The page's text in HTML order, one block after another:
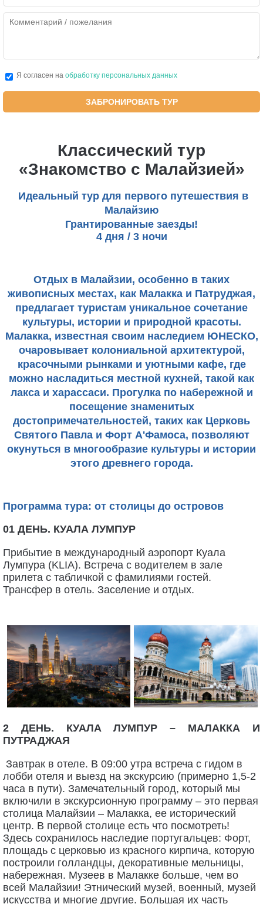
Я согласен на обработку персональных данных
ЗАБРОНИРОВАТЬ ТУР
Классический тур
«Знакомство с Малайзией»
Идеальный тур для первого путешествия в
Малайзию
Грантированные заезды!
4 дня / 3 ночи
Отдых в Малайзии, особенно в таких
живописных местах, как Малакка и Патруджая,
предлагает туристам уникальное сочетание
культуры, истории и природной красоты.
Малакка, известная своим наследием ЮНЕСКО,
очаровывает колониальной архитектурой,
красочными рынками и уютными кафе, где
можно насладиться местной кухней, такой как
лакса и харассаси. Прогулка по набережной и
посещение знаменитых
достопримечательностей, таких как Церковь
Святого Павла и Форт А'Фамоса, позволяют
окунуться в многообразие культуры и истории
этого древнего города.
Программа тура: от столицы до островов
01 ДЕНЬ. КУАЛА ЛУМПУР
Прибытие в международный аэропорт Куала
Лумпура (KLIA). Встреча с водителем в зале
прилета с табличкой с фамилиями гостей.
Трансфер в отель. Заселение и отдых.
2 ДЕНЬ. КУАЛА ЛУМПУР – МАЛАККА И
ПУТРАДЖАЯ
Завтрак в отеле. В 09:00 утра встреча с гидом в
лобби отеля и выезд на экскурсию (примерно 1,5-2
часа в пути). Замечательный город, который мы
включили в экскурсионную программу – это первая
столица Малайзии – Малакка, ее исторический
центр. В первой столице есть что посмотреть!
Здесь сохранилось наследие португальцев: Форт,
площадь с церковью из красного кирпича, которую
построили голландцы, декоративные мельницы,
набережная. Музеев в Малакке больше, чем во
всей Малайзии! Этнический музей, военный, музей
искусства и многие другие. Большая их часть